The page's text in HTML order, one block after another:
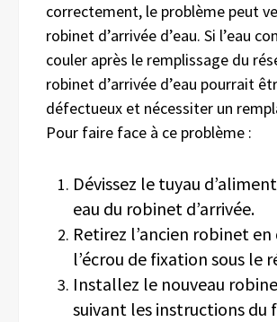
correctement, le problème peut
robinet d’arrivée d’eau. Si l’eau
couler après le remplissage du
robinet d’arrivée d’eau pourrait
défectueux et nécessiter un
Pour faire face à ce problème :
Dévissez le tuyau
eau du robinet d’arrivée.
Retirez l’ancien robinet
l’écrou de fixation sous le
Installez le nouveau
suivant les instructions du